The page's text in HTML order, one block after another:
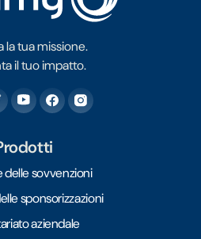
la tua missione.
il tuo impatto.
delle sovvenzioni
sponsorizzazioni
aziendale